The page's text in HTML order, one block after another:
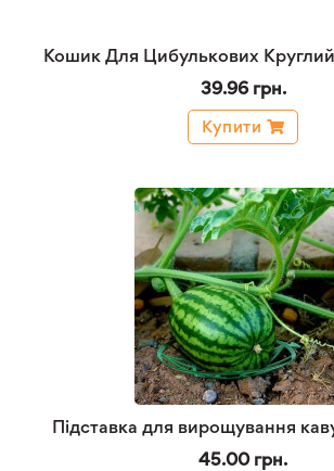
Кошик Для Цибулькових
39.96 грн.
Купити
Підставка для вирощування
45.00 грн.